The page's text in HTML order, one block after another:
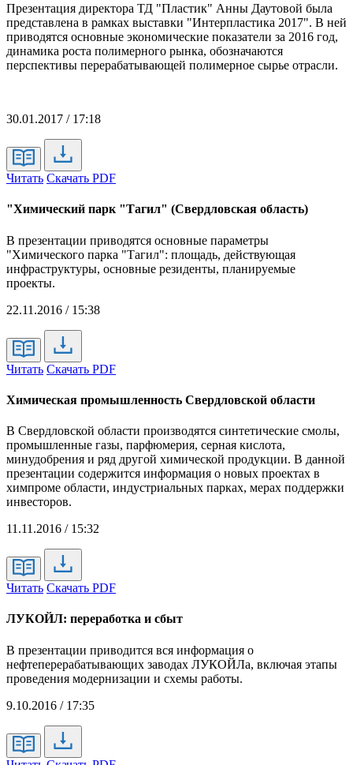
Презентация директора ТД "Пластик" Анны Даутовой была
представлена в рамках выставки "Интерпластика 2017". В ней
приводятся основные экономические показатели за 2016 год,
динамика роста полимерного рынка, обозначаются
перспективы перерабатывающей полимерное сырье отрасли.
30.01.2017 / 17:18
Читать Скачать PDF
"Химический парк "Тагил" (Свердловская область)
В презентации приводятся основные параметры
"Химического парка "Тагил": площадь, действующая
инфраструктуры, основные резиденты, планируемые
проекты.
22.11.2016 / 15:38
Читать Скачать PDF
Химическая промышленность Свердловской области
В Свердловской области производятся синтетические смолы,
промышленные газы, парфюмерия, серная кислота,
минудобрения и ряд другой химической продукции. В данной
презентации содержится информация о новых проектах в
химпроме области, индустриальных парках, мерах поддержки
инвесторов.
11.11.2016 / 15:32
Читать Скачать PDF
ЛУКОЙЛ: переработка и сбыт
В презентации приводится вся информация о
нефтеперерабатывающих заводах ЛУКОЙЛа, включая этапы
проведения модернизации и схемы работы.
9.10.2016 / 17:35